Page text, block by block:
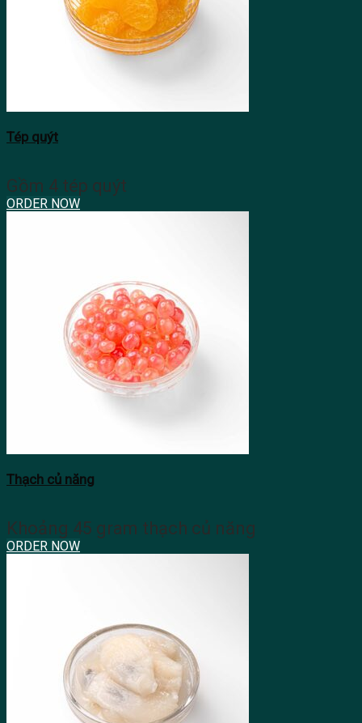
Tép quýt
Gồm 4 tép quýt
ORDER NOW
Thạch củ năng
Khoảng 45 gram thạch củ năng
ORDER NOW